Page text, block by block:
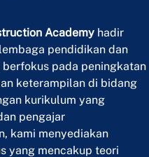
Academy hadir
pendidikan dan
pada peningkatan
keterampilan di bidang
kurikulum yang
pengajar
kami menyediakan
yang mencakup teori